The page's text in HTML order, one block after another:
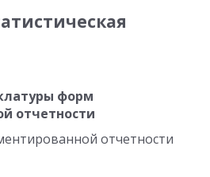
форм
отчетности
отчетности